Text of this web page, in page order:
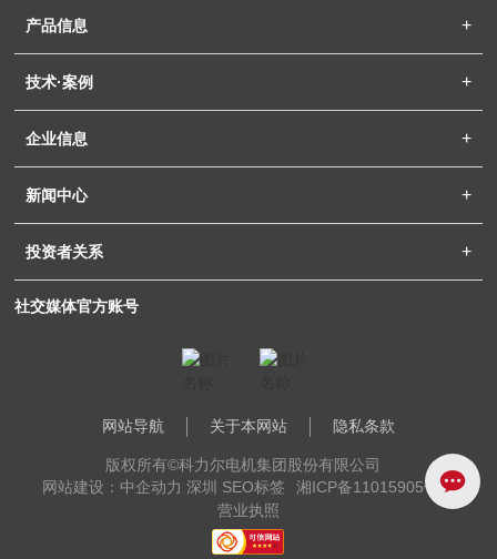
产品信息
技术·案例
企业信息
新闻中心
投资者关系
社交媒体官方账号
网站导航 关于本网站 隐私条款
版权所有©科力尔电机集团股份有限公司
网站建设：中企动力 深圳 SEO标签
湘ICP备11015905号-1
营业执照